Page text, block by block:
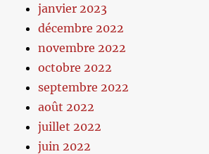
janvier 2023
décembre 2022
novembre 2022
octobre 2022
septembre 2022
août 2022
juillet 2022
juin 2022